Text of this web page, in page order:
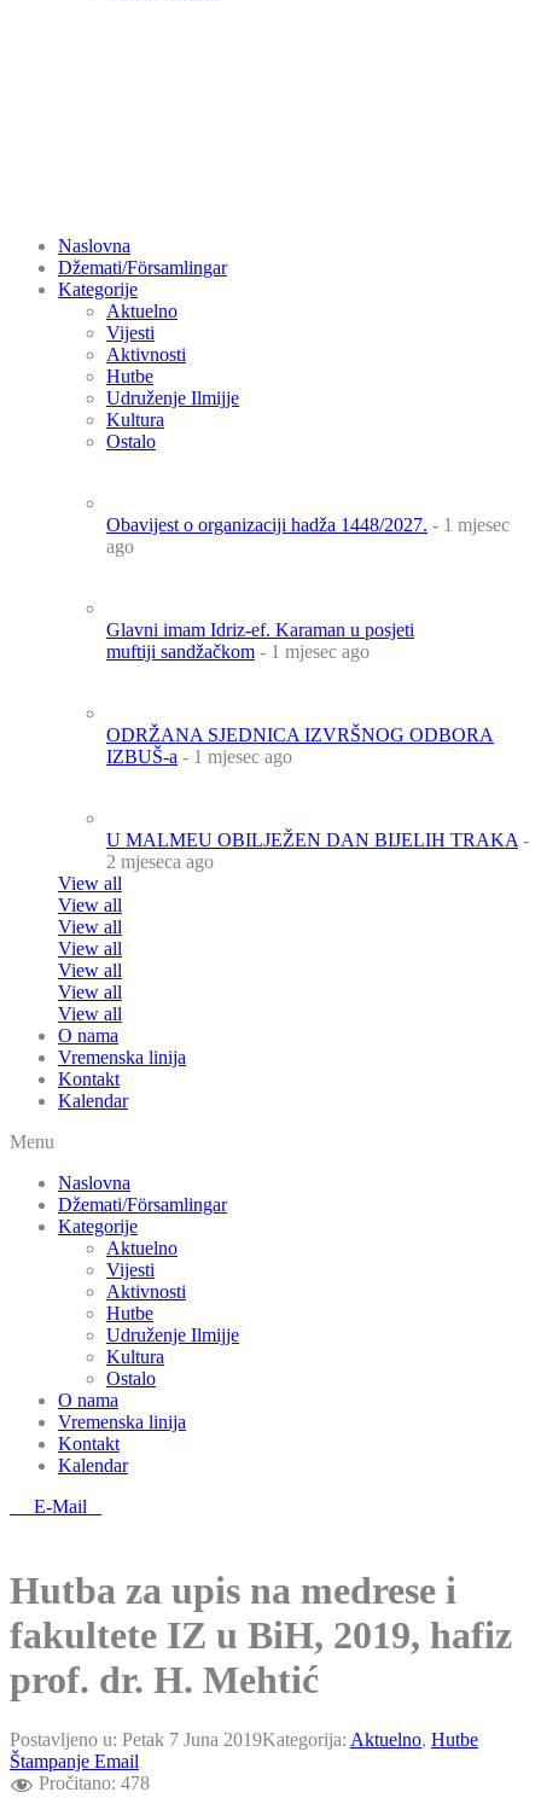
Naslovna
Džemati/Församlingar
Kategorije
Aktuelno
Vijesti
Aktivnosti
Hutbe
Udruženje Ilmijje
Kultura
Ostalo
Obavijest o organizaciji hadža 1448/2027. - 1 mjesec
ago
Glavni imam Idriz-ef. Karaman u posjeti
muftiji sandžačkom - 1 mjesec ago
ODRŽANA SJEDNICA IZVRŠNOG ODBORA
IZBUŠ-a - 1 mjesec ago
U MALMEU OBILJEŽEN DAN BIJELIH TRAKA -
2 mjeseca ago
View all
View all
View all
View all
View all
View all
View all
O nama
Vremenska linija
Kontakt
Kalendar
Menu
Naslovna
Džemati/Församlingar
Kategorije
Aktuelno
Vijesti
Aktivnosti
Hutbe
Udruženje Ilmijje
Kultura
Ostalo
O nama
Vremenska linija
Kontakt
Kalendar
E-Mail
Hutba za upis na medrese i
fakultete IZ u BiH, 2019, hafiz
prof. dr. H. Mehtić
Postavljeno u: Petak 7 Juna 2019Kategorija: Aktuelno, Hutbe
Štampanje Email
Pročitano: 478